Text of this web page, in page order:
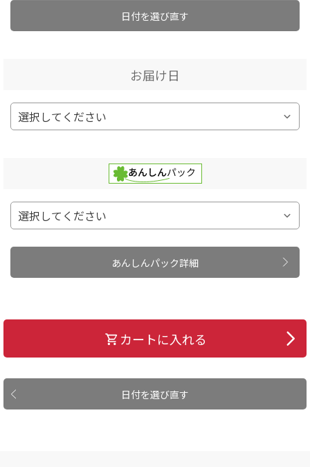
日付を選び直す
お届け日
あんしんパック詳細
日付を選び直す
カートに入れる